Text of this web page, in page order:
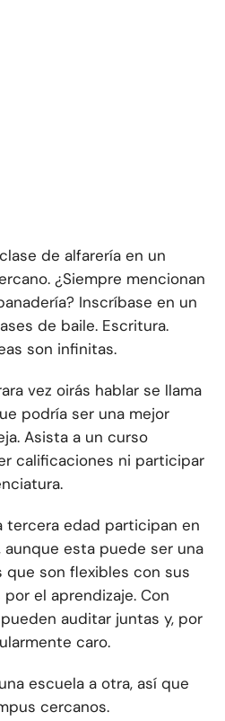
de alfarería en un
¿Siempre mencionan
Inscríbase en un
de baile. Escritura.
son infinitas.
vez oirás hablar se llama
podría ser una mejor
Asista a un curso
calificaciones ni participar
tercera edad participan en
aunque esta puede ser una
que son flexibles con sus
el aprendizaje. Con
auditar juntas y, por
caro.
escuela a otra, así que
cercanos.